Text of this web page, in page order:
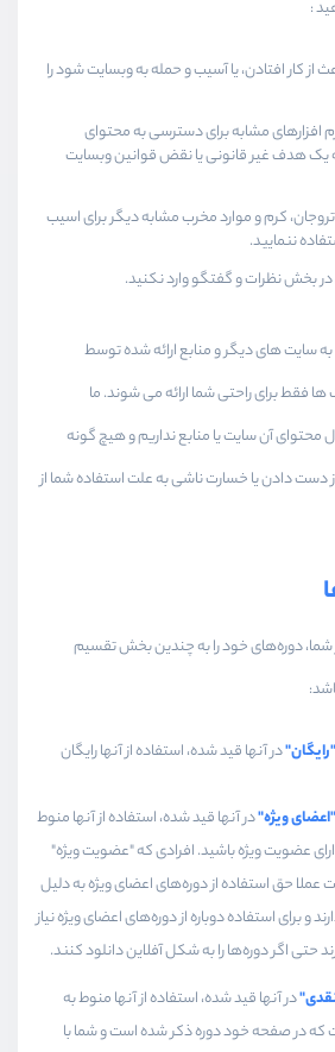
:‌
از کار افتادن، یا آسیب و حمله به وبسایت شود را
افزارهای مشابه برای دسترسی به محتوای
یک هدف غیر قانونی یا نقض قوانین وبسایت
کرم و موارد مخرب مشابه دیگر برای اسیب
ننمایید.
بخش نظرات و گفتگو وارد نکنید.
سایت های دیگر و منابع ارائه شده توسط
فقط برای راحتی شما ارائه می شوند. ما
آن سایت یا منابع نداریم و هیچ گونه
دست دادن یا خسارت ناشی به علت استفاده شما از
شما، دوره‌های خود را به چندین بخش تقسیم
"رایگان"در آنها قید شده، استفاده از آنها رایگان
"اعضای ویژه"در آنها قید شده، استفاده از آنها منوط
عضویت ویژه باشید. افرادی که "عضویت ویژه"
عملا حق استفاده از دوره‌های اعضای ویژه به دلیل
و برای استفاده دوباره از دوره‌های اعضای ویژه نیاز
حتی اگر دوره‌ها را به شکل آفلاین دانلود کنند.
در آنها قید شده، استفاده از آنها منوط به
که در صفحه خود دوره ذکر شده است و شما با